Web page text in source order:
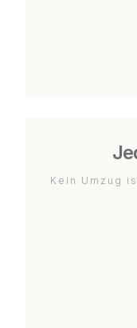
Kein Umzug